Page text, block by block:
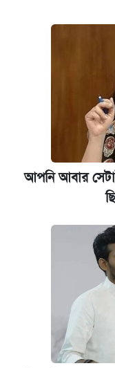
আবেদন শুরু
আপনি আবার